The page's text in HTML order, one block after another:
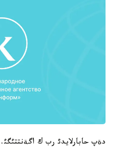
دةپ حابارلايدئ رب ك اگةنتتئگئ.